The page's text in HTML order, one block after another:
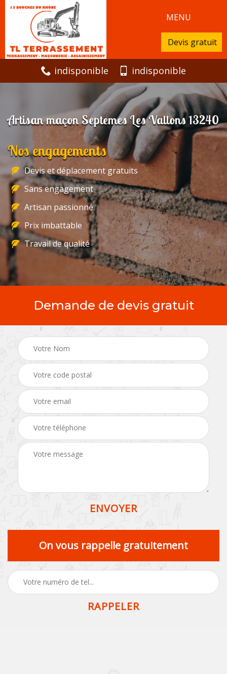
MENU
Devis gratuit
indisponible indisponible
Artisan maçon Septemes Les Vallons 13240
Nos engagements
Devis et déplacement gratuits
Sans engagement
Artisan passionné
Prix imbattable
Travail de qualité
Demande de devis gratuit
On vous rappelle gratuitement